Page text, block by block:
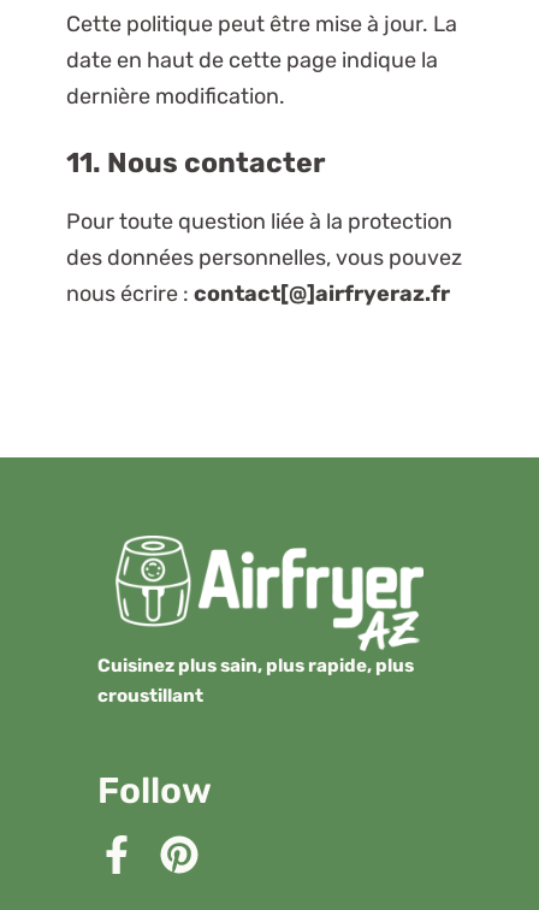
Cette politique peut être mise à jour. La
date en haut de cette page indique la
dernière modification.
11. Nous contacter
Pour toute question liée à la protection
des données personnelles, vous pouvez
nous écrire : contact[@]airfryeraz.fr
Cuisinez plus sain, plus rapide, plus
croustillant
Follow